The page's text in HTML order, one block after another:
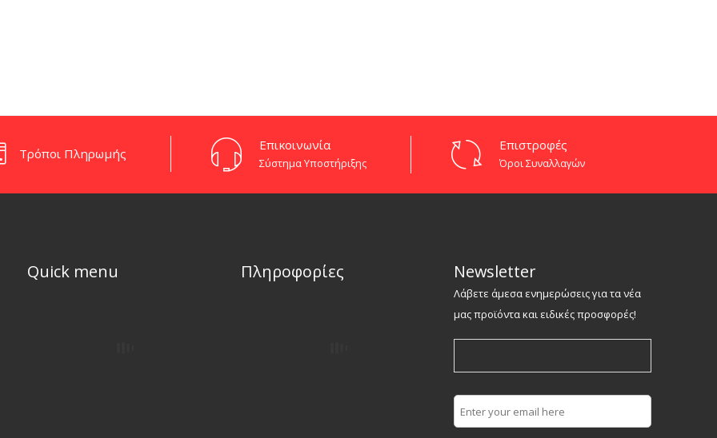
Τρόποι Πληρωμής
Eπικοινωνία
Σύστημα Υποστήριξης
Επιστροφές
Όροι Συναλλαγών
Quick menu Πληροφορίες Newsletter
Λάβετε άμεσα ενημερώσεις για τα νέα
μας προϊόντα και ειδικές προσφορές!